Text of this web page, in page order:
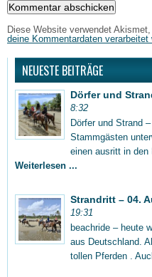
Diese Website verwendet
deine Kommentardaten verarbeitet
NEUESTE BEITRÄGE
Dörfer und
8:32
Dörfer und Strand
Stammgästen
einen ausritt in den
Weiterlesen ...
Strandritt – 04.
19:31
beachride – heute
aus Deutschland.
tollen Pferden .